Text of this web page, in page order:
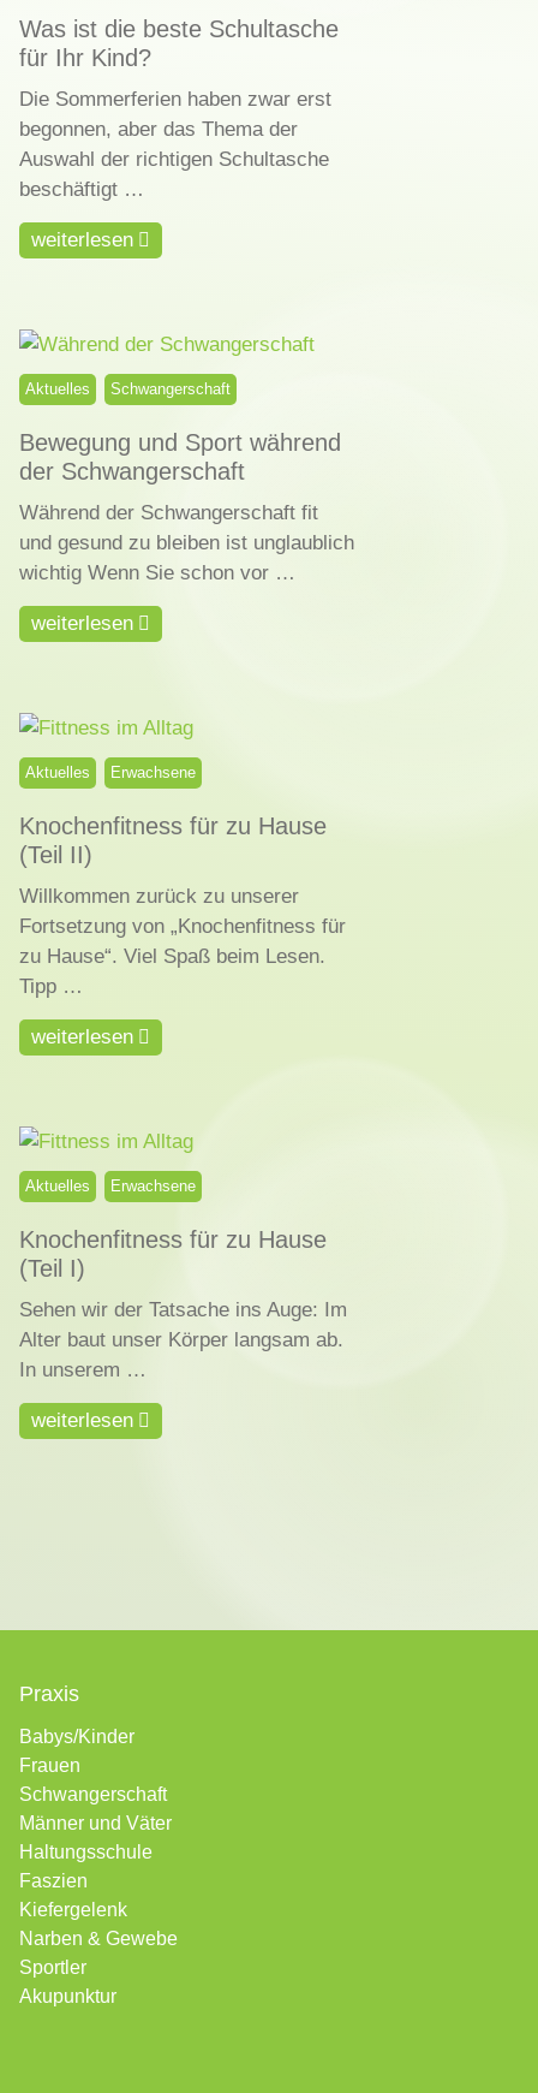
Was ist die beste Schultasche
für Ihr Kind?
Die Sommerferien haben zwar erst
begonnen, aber das Thema der
Auswahl der richtigen Schultasche
beschäftigt …
weiterlesen
Aktuelles Schwangerschaft
Bewegung und Sport während
der Schwangerschaft
Während der Schwangerschaft fit
und gesund zu bleiben ist unglaublich
wichtig Wenn Sie schon vor …
weiterlesen
Aktuelles Erwachsene
Knochenfitness für zu Hause
(Teil II)
Willkommen zurück zu unserer
Fortsetzung von „Knochenfitness für
zu Hause“. Viel Spaß beim Lesen.
Tipp …
weiterlesen
Aktuelles Erwachsene
Knochenfitness für zu Hause
(Teil I)
Sehen wir der Tatsache ins Auge: Im
Alter baut unser Körper langsam ab.
In unserem …
weiterlesen
Praxis
Babys/Kinder
Frauen
Schwangerschaft
Männer und Väter
Haltungsschule
Faszien
Kiefergelenk
Narben & Gewebe
Sportler
Akupunktur